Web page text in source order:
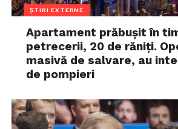
ȘTIRI EXTERNE
Apartament prăbușit în
petrecerii, 20 de răniți.
masivă de salvare, au
de pompieri